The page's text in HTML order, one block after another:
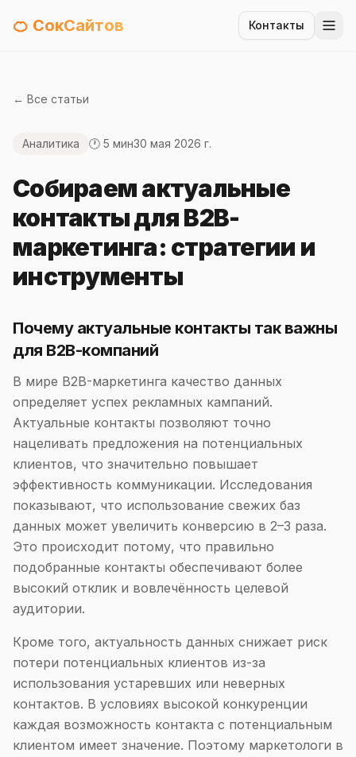
🍊 СокСайтов Контакты
← Все статьи
Аналитика 🕐 5 мин30 мая 2026 г.
Собираем актуальные
контакты для B2B-
маркетинга: стратегии и
инструменты
Почему актуальные контакты так важны
для B2B-компаний
В мире B2B-маркетинга качество данных
определяет успех рекламных кампаний.
Актуальные контакты позволяют точно
нацеливать предложения на потенциальных
клиентов, что значительно повышает
эффективность коммуникации. Исследования
показывают, что использование свежих баз
данных может увеличить конверсию в 2–3 раза.
Это происходит потому, что правильно
подобранные контакты обеспечивают более
высокий отклик и вовлечённость целевой
аудитории.
Кроме того, актуальность данных снижает риск
потери потенциальных клиентов из-за
использования устаревших или неверных
контактов. В условиях высокой конкуренции
каждая возможность контакта с потенциальным
клиентом имеет значение. Поэтому маркетологи в